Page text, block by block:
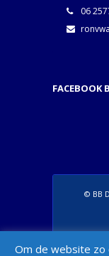
06
FACEBOOK
© BB
Om de website zo